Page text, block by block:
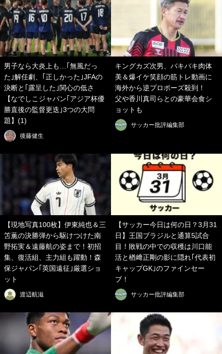
男子なら大炎上も…｢無風だっ
た｣解任劇、｢正しかった｣JFAの
決断と｢露呈した｣関心の低さ
【なでしこジャパン｢アジア杯優
勝直後の監督更迭｣3つの大問
題】(1)
後藤健生
キングカズ次男、バキバキ肉体
美＆爆イケ笑顔の筋トレ動画に
海外から逆プロポーズ殺到！
父や香川真司らとの豪華会食シ
ョットも
サッカー批評編集部
【現地写真100枚】伊東純也＆三
笘薫の決勝弾から駆けつけた南
野拓実＆遠藤航の姿まで！初招
集、復活組、主力組も躍動！森
保ジャパン｢英国遠征｣厳選ショ
ット
渡辺航滋
【サッカー今日は何の日？3月31
日】王国ブラジルと通算5試合
目！敗戦の中での収穫は川口能
活と楢﨑正剛の影に隠れ｢代表初
キャップGK｣のファインセー
ブ！
サッカー批評編集部